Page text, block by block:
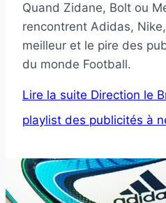
Quand Zidane, Bolt ou
rencontrent Adidas,
meilleur et le pire des
du monde Football.
Lire la suite Direction le
playlist des publicités à